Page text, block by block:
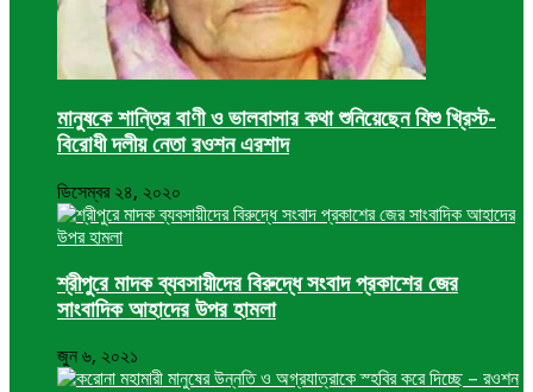
মানুষকে শান্তির বাণী ও ভালবাসার কথা শুনিয়েছেন যিশু খ্রিস্ট-
বিরোধী দলীয় নেতা রওশন এরশাদ
ডিসেম্বর ২৪, ২০২০
শ্রীপুরে মাদক ব্যবসায়ীদের বিরুদ্ধে সংবাদ প্রকাশের জের
সাংবাদিক আহাদের উপর হামলা
জুন ৬, ২০২১